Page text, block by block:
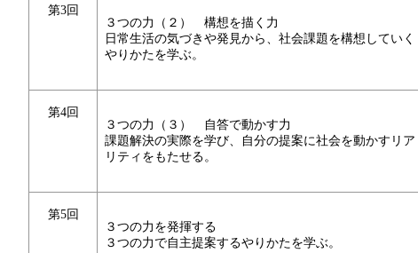
第3回
３つの力（２） 構想を描く力
日常生活の気づきや発見から、社会課題を構想していく
やりかたを学ぶ。
第4回
３つの力（３） 自答で動かす力
課題解決の実際を学び、自分の提案に社会を動かすリア
リティをもたせる。
第5回
３つの力を発揮する
３つの力で自主提案するやりかたを学ぶ。